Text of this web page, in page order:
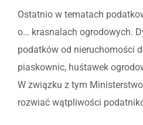
Ostatnio w tematach
o… krasnalach ogrodowych.
podatków od nieruchomości
piaskownic, huśtawek
W związku z tym
rozwiać wątpliwości